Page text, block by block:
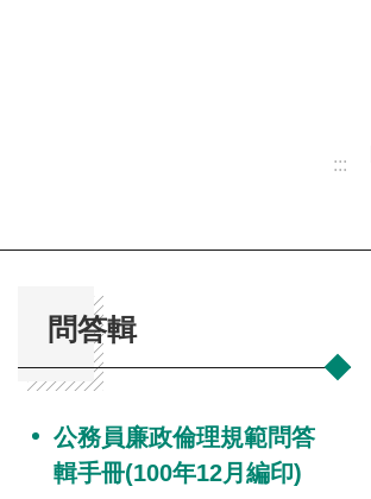
:::
問答輯
公務員廉政倫理規範問答
輯手冊(100年12月編印)